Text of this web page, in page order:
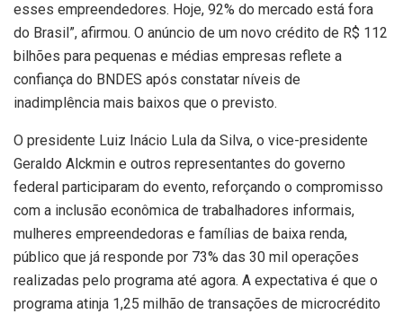
esses empreendedores. Hoje, 92% do mercado está fora
do Brasil”, afirmou. O anúncio de um novo crédito de R$ 112
bilhões para pequenas e médias empresas reflete a
confiança do BNDES após constatar níveis de
inadimplência mais baixos que o previsto.
O presidente Luiz Inácio Lula da Silva, o vice-presidente
Geraldo Alckmin e outros representantes do governo
federal participaram do evento, reforçando o compromisso
com a inclusão econômica de trabalhadores informais,
mulheres empreendedoras e famílias de baixa renda,
público que já responde por 73% das 30 mil operações
realizadas pelo programa até agora. A expectativa é que o
programa atinja 1,25 milhão de transações de microcrédito